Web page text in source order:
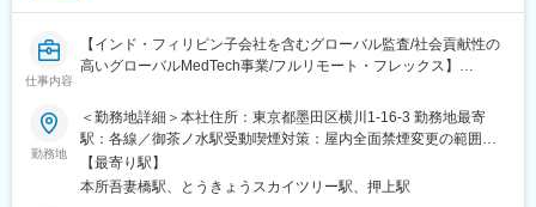
整備、リスクアセスメント、監査対応といったセキュリティ技術
以外のことも行って頂きます。
■当社について：
暗号資産技術の応用によって、「オープンでフェアな社会を実現
する」ことを目指しています。
ビットコインをはじめとした暗号資産は、「誰でも参加・利用で
きる」「特権者に支配されない」「強制されない」という究極の
仕事内容
【インド・フィリピン子会社を含むグローバル監査/社会貢献性の
高いグローバルMedTech事業/フルリモート・フレックス】
■募集背景
同社は義足・義肢装具を開発・提供するグローバルMedTech企業
として、現在東証上場（IPO）に向けた準備を進めております。
上場審査対応およびJ-SOX体制の構築を目的として、今回初めて
内部監査室を設置いたします。これに伴い、内部監査体制の構築
勤務地
＜勤務地詳細＞本社住所：東京都墨田区横川1-16-3 勤務地最寄
駅：各線／御茶ノ水駅受動喫煙対策：屋内全面禁煙変更の範囲：
会社の定める事業所（リモートワーク含む）
【最寄り駅】
本所吾妻橋駅、とうきょうスカイツリー駅、押上駅